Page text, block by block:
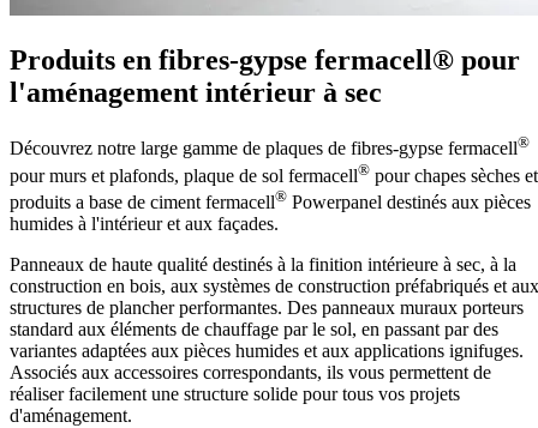
Produits en fibres-gypse fermacell® pour
l'aménagement intérieur à sec
Découvrez notre large gamme de plaques de fibres-gypse fermacell®
pour murs et plafonds, plaque de sol fermacell® pour chapes sèches et
produits a base de ciment fermacell® Powerpanel destinés aux pièces
humides à l'intérieur et aux façades.
Panneaux de haute qualité destinés à la finition intérieure à sec, à la
construction en bois, aux systèmes de construction préfabriqués et aux
structures de plancher performantes. Des panneaux muraux porteurs
standard aux éléments de chauffage par le sol, en passant par des
variantes adaptées aux pièces humides et aux applications ignifuges.
Associés aux accessoires correspondants, ils vous permettent de
réaliser facilement une structure solide pour tous vos projets
d'aménagement.